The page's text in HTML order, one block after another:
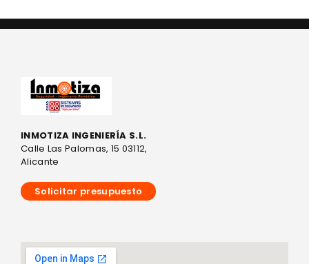
INMOTIZA INGENIERÍA S.L.
Calle Las Palomas, 15 03112,
Alicante
Solicitar presupuesto